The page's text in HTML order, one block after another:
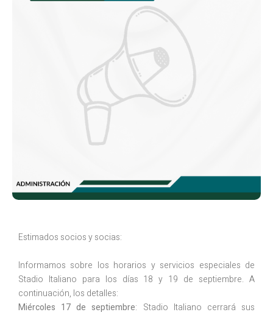
Estimados socios y socias:
Informamos sobre los horarios y servicios especiales de
Stadio Italiano para los días 18 y 19 de septiembre. A
continuación, los detalles:
Miércoles 17 de septiembre: Stadio Italiano cerrará sus